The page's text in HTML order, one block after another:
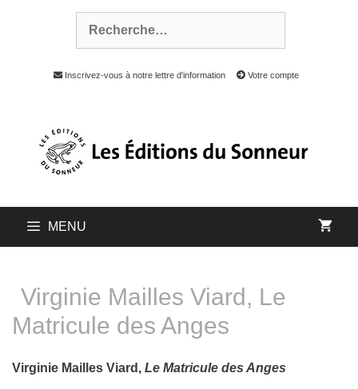
Inscrivez-vous à notre lettre d'information Votre compte
MENU
Virginie Mailles Viard, Le
Matricule des Anges
Virginie Mailles Viard, Le Matricule des Anges